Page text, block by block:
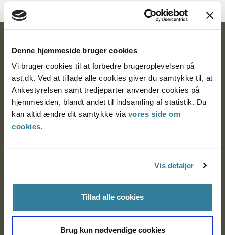
Denne hjemmeside bruger cookies
Vi bruger cookies til at forbedre brugeroplevelsen på
ast.dk. Ved at tillade alle cookies giver du samtykke til, at
Ankestyrelsen samt tredjeparter anvender cookies på
hjemmesiden, blandt andet til indsamling af statistik. Du
kan altid ændre dit samtykke via vores side om
cookies.
Vis detaljer
Tillad alle cookies
Brug kun nødvendige cookies
Ankestyrelsen
Postadresse:
Nytorv 7, 2. sal
9000 Aalborg
CVR: 1007 4002